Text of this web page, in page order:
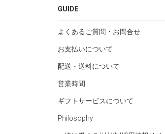
GUIDE
よくあるご質問・お問合せ
お支払いについて
配送・送料について
営業時間
ギフトサービスについて
Philosophy